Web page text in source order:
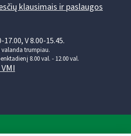
klausimais ir paslaugos
V 8.00-15.45.
valanda trumpiau.
8.00 val. - 12.00 val.